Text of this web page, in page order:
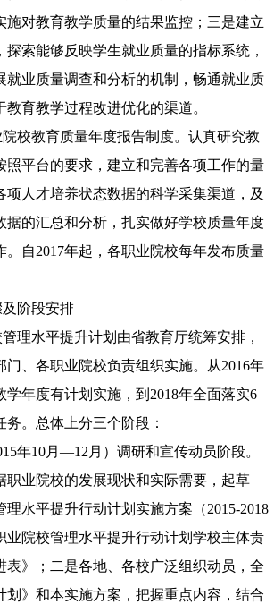
施对教育教学质量的结果监控；三是建立
探索能够反映学生就业质量的指标系统，
就业质量调查和分析的机制，畅通就业质
育教学过程改进优化的渠道。
院校教育质量年度报告制度。认真研究教
照平台的要求，建立和完善各项工作的量
项人才培养状态数据的科学采集渠道，及
据的汇总和分析，扎实做好学校质量年度
。自2017年起，各职业院校每年发布质量
阶段安排
理水平提升计划由省教育厅统筹安排，
门、各职业院校负责组织实施。从2016年
学年度有计划实施，到 2018年全面落实6
。总体上分三个阶段：
年10月—12 月）调研和宣传动员阶段。
职业院校的发展现状和实际需要，起草
理水平提升行动计划实施方案（2015-2018
业院校管理水平提升行动计划学校主体责
表》；二是各地、各校广泛组织动员，全
划》和本实施方案，把握重点内容，结合